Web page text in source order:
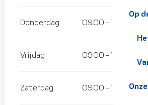
Op
Donderdag 09:00 - 18:00
Vrijdag 09:00 - 18:00
Zaterdag 09:00 - 18:00